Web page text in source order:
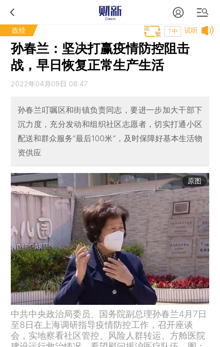
政经 试听
T中
孙春兰：坚决打赢疫情防控阻击
战，早日恢复正常生产生活
2022年04月09日 08:47
孙春兰叮嘱区和街镇负责同志，要进一步加大干部下
沉力度，充分发动和组织社区志愿者，切实打通小区
配送和群众服务“最后100米”，及时保障好基本生活物
资供应
原图
中共中央政治局委员、国务院副总理孙春兰4月7日
至8日在上海调研指导疫情防控工作，召开座谈
会，实地察看社区管控、风险人群转运、方舱医院